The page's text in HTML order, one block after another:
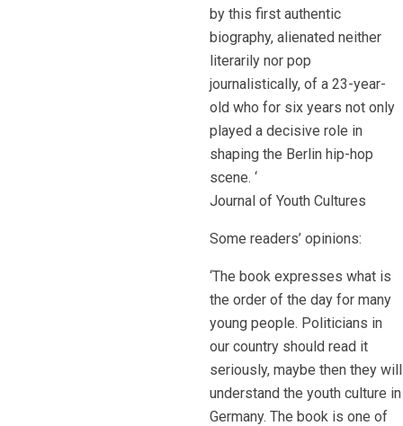
by this first authentic
biography, alienated neither
literarily nor pop
journalistically, of a 23-year-
old who for six years not only
played a decisive role in
shaping the Berlin hip-hop
scene. ‘
Journal of Youth Cultures
Some readers’ opinions:
‘The book expresses what is
the order of the day for many
young people. Politicians in
our country should read it
seriously, maybe then they will
understand the youth culture in
Germany. The book is one of